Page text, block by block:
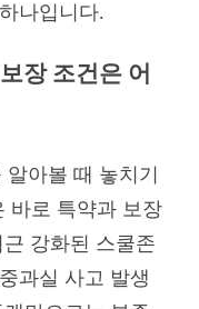
나입니다.
장 조건은 어
아볼 때 놓치기
바로 특약과 보장
강화된 스쿨존
과실 사고 발생